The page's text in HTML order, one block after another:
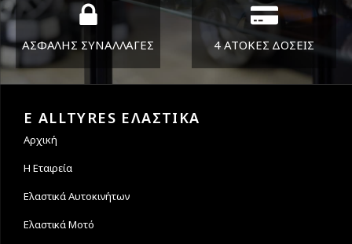
ΑΣΦΑΛΗΣ ΣΥΝΑΛΛΑΓΕΣ 4 ΑΤΟΚΕΣ ΔΟΣΕΙΣ
E ALLTYRES ΕΛΑΣΤΙΚΑ
Αρχική
Η Εταιρεία
Ελαστικά Αυτοκινήτων
Ελαστικά Μοτό